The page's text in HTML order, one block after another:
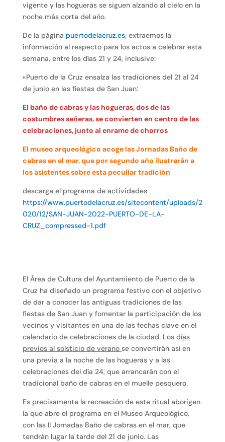
vigente y las hogueras se siguen alzando al cielo en la
noche más corta del año.
De la página puertodelacruz.es, extraemos la
información al respecto para los actos a celebrar esta
semana, entre los días 21 y 24, inclusive:
«Puerto de la Cruz ensalza las tradiciones del 21 al 24
de junio en las fiestas de San Juan:
El baño de cabras y las hogueras, dos de las
costumbres señeras, se convierten en centro de las
celebraciones, junto al enrame de chorros
El museo arqueológico acoge las Jornadas Baño de
cabras en el mar, que por segundo año ilustrarán a
los asistentes sobre esta peculiar tradición
descarga el programa de actividades
https://www.puertodelacruz.es/sitecontent/uploads/2
020/12/SAN-JUAN-2022-PUERTO-DE-LA-
CRUZ_compressed-1.pdf
El Área de Cultura del Ayuntamiento de Puerto de la
Cruz ha diseñado un programa festivo con el objetivo
de dar a conocer las antiguas tradiciones de las
fiestas de San Juan y fomentar la participación de los
vecinos y visitantes en una de las fechas clave en el
calendario de celebraciones de la ciudad. Los días
previos al solsticio de verano se convertirán así en
una previa a la noche de las hogueras y a las
celebraciones del día 24, que arrancarán con el
tradicional baño de cabras en el muelle pesquero.
Es precisamente la recreación de este ritual aborigen
la que abre el programa en el Museo Arqueológico,
con las II Jornadas Baño de cabras en el mar, que
tendrán lugar la tarde del 21 de junio. Las